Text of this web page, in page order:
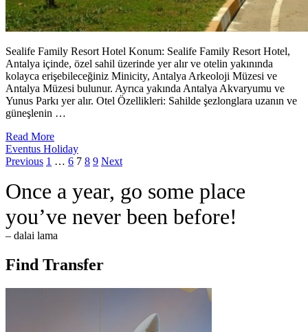
Sealife Family Resort Hotel Konum: Sealife Family Resort Hotel,
Antalya içinde, özel sahil üzerinde yer alır ve otelin yakınında
kolayca erişebileceğiniz Minicity, Antalya Arkeoloji Müzesi ve
Antalya Müzesi bulunur. Ayrıca yakında Antalya Akvaryumu ve
Yunus Parkı yer alır. Otel Özellikleri: Sahilde şezlonglara uzanın ve
güneşlenin …
Read More
Eventus Holiday
Posts
pagination
Previous Page
1 … Page
6 Page
7 Page
8 Page
9 Next
Once a year, go some place
you’ve never been before!
– dalai lama
Find Transfer